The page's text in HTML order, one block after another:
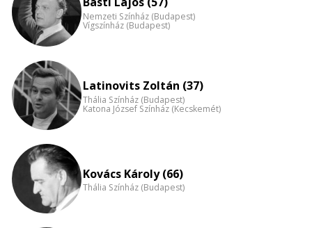
Nemzeti Színház (Budapest)
Vígszínház (Budapest)
Latinovits Zoltán (37)
Thália Színház (Budapest)
Katona József Színház (Kecskemét)
Kovács Károly (66)
Thália Színház (Budapest)